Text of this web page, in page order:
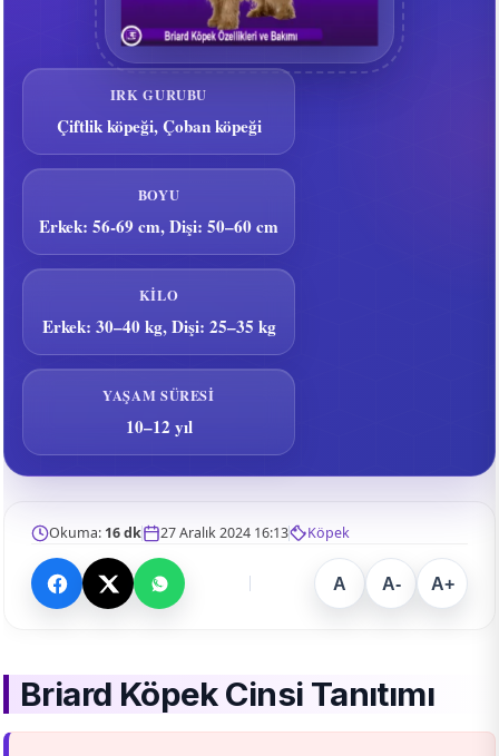
IRK GURUBU
Çiftlik köpeği, Çoban köpeği
BOYU
Erkek: 56-69 cm, Dişi: 50–60 cm
KILO
Erkek: 30–40 kg, Dişi: 25–35 kg
YAŞAM SÜRESI
10–12 yıl
Okuma: 16 dk 27 Aralık 2024 16:13 Köpek
A A- A+
Briard Köpek Cinsi Tanıtımı